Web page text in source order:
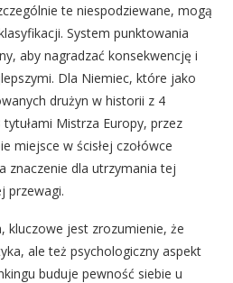
te niespodziewane, mogą
System punktowania
aby nagradzać konsekwencję i
Dla Niemiec, które jako
drużyn w historii z 4
Mistrza Europy, przez
miejsce w ścisłej czołówce
znaczenie dla utrzymania tej
przewagi.
kluczowe jest zrozumienie, że
ale też psychologiczny aspekt
buduje pewność siebie u